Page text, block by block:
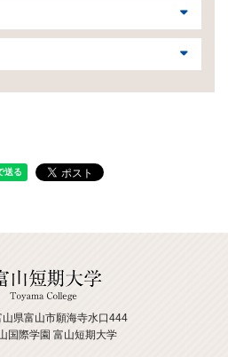
県富山市願海寺水口444
国際学園 富山短期大学